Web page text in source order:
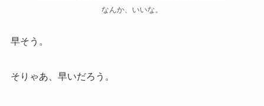
なんか、いいな。
早そう。
そりゃあ、早いだろう。